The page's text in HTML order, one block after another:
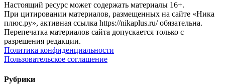
Настоящий ресурс может содержать материалы 16+.
При цитировании материалов, размещенных на сайте «Ника
плюс.ру», активная ссылка https://nikaplus.ru/ обязательна.
Перепечатка материалов сайта допускается только с
разрешения редакции.
Политика конфиденциальности
Пользовательское соглашение
Рубрики